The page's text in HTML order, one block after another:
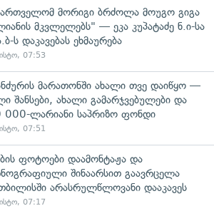
მორიგი ბრძოლა მოუგო გიგა
მკვლელებს" — ეკა კუპატაძე ნ.ი-სა
ს დაკავებას ეხმაურება
07:53
მარათონში ახალი თვე დაიწყო —
შანსები, ახალი გამარჯვებულები და
000-ლარიანი საპრიზო ფონდი
07:51
ფოტოები დაამონტაჟა და
შინაარსით გაავრცელა
არასრულწლოვანი დააკავეს
07:17